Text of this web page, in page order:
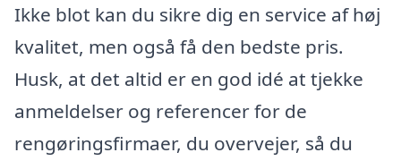
Ikke blot kan du sikre dig en service af høj
kvalitet, men også få den bedste pris.
Husk, at det altid er en god idé at tjekke
anmeldelser og referencer for de
rengøringsfirmaer, du overvejer, så du